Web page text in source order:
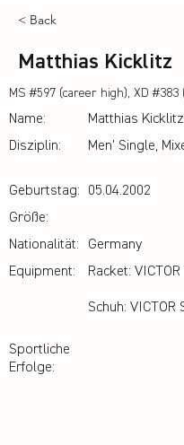
< Back
Matthias Kicklitz
MS #597 (career high), XD #383
Name:
Disziplin:
Geburtstag:
Größe:
Nationalität:
Equipment:
Sportliche
Erfolge:
Matthias Kicklitz
Men' Single,
05.04.2002
Germany
Racket:
Schuh: VICTOR